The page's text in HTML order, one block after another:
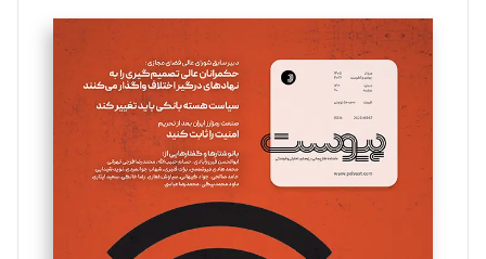
تحریریه
سروش کرمیان
تحریریه
مینا پاکدل